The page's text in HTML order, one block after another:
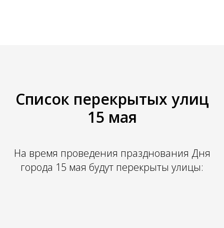
Список перекрытых улиц
15 мая
На время проведения празднования Дня
города 15 мая будут перекрыты улицы: